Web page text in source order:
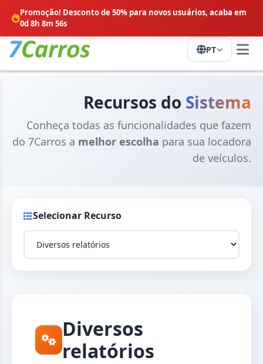
Promoção! Desconto de 50% para novos usuários, acaba em
0d 8h 8m 56s
PT
Recursos do Sistema
Conheça todas as funcionalidades que fazem
do 7Carros a melhor escolha para sua locadora
de veículos.
Selecionar Recurso
Diversos
relatórios